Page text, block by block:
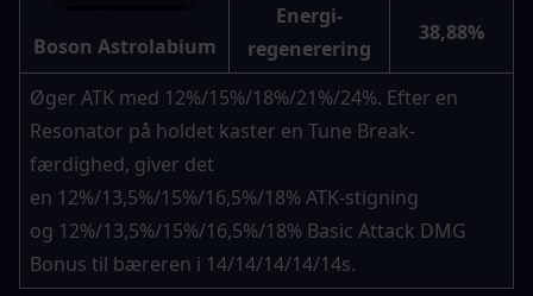
Boson Astrolabium
Energi-
regenerering
38,88%
Øger ATK med 12%/15%/18%/21%/24%. Efter en
Resonator på holdet kaster en Tune Break-
færdighed, giver det
en 12%/13,5%/15%/16,5%/18% ATK-stigning
og 12%/13,5%/15%/16,5%/18% Basic Attack DMG
Bonus til bæreren i 14/14/14/14/14s.